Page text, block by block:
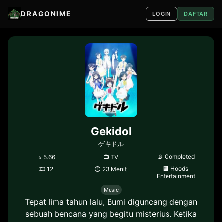
DRAGONIME LOGIN DAFTAR
Gekidol
ゲキドル
⭐ 5.66 📺TV 📡 Completed
🎞12 ⏱ 23 Menit 🏢 Hoods
Entertainment
Music
Tepat lima tahun lalu, Bumi diguncang dengan
sebuah bencana yang begitu misterius. Ketika